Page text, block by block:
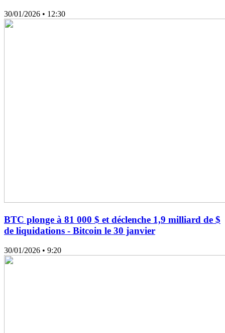
30/01/2026 • 12:30
BTC plonge à 81 000 $ et déclenche 1,9 milliard de $
de liquidations - Bitcoin le 30 janvier
30/01/2026 • 9:20